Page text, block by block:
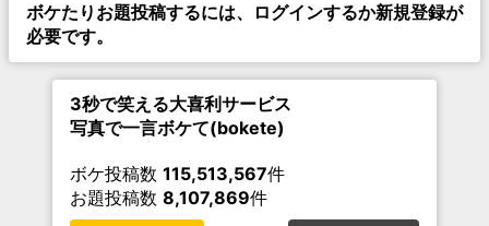
ボケたりお題投稿するには、ログインするか新規登録が
必要です。
3秒で笑える大喜利サービス
写真で一言ボケて(bokete)
ボケ投稿数 115,513,567件
お題投稿数 8,107,869件